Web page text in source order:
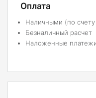
Оплата
Наличными (по счету
Безналичный расчет
Наложенные